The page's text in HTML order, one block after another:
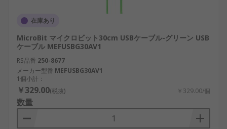
在庫あり
MicroBit マイクロビット30cm USBケーブル-グリーン USB
ケーブル MEFUSBG30AV1
RS品番 250-8677
メーカー型番 MEFUSBG30AV1
1個小計：
￥329.00(税抜) ￥329.00/個
数量